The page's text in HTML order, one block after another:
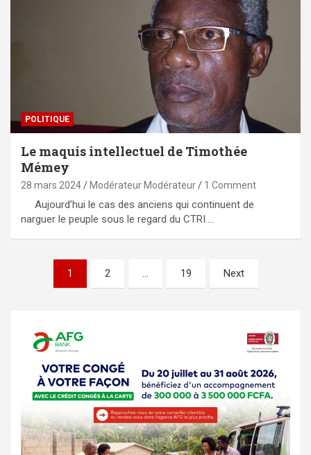
POLITIQUE
Le maquis intellectuel de Timothée
Mémey
28 mars 2024 Modérateur Modérateur 1 Comment
Aujourd’hui le cas des anciens qui continuent de
narguer le peuple sous le regard du CTRI.…
Pagination
1 2 … 19 Next